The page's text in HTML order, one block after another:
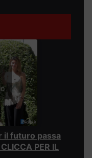
il futuro passa
PER IL